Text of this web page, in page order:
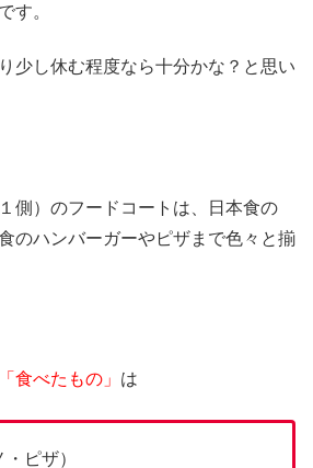
す。
少し休む程度なら十分かな？と思い
側）のフードコートは、日本食の
のハンバーガーやピザまで色々と揃
「食べたもの」 は
ピザ）